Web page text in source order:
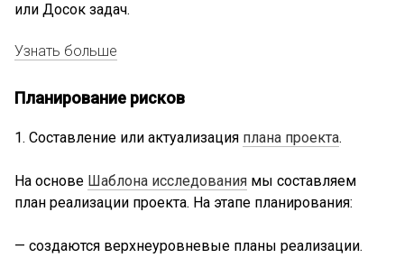
или Досок задач.
Узнать больше
Планирование рисков
1. Составление или актуализация плана проекта.
На основе Шаблона исследования мы составляем
план реализации проекта. На этапе планирования:
— создаются верхнеуровневые планы реализации.